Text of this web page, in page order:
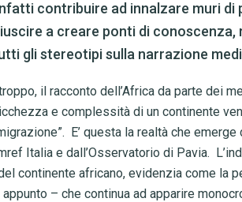
contribuire ad innalzare muri di
a creare ponti di
gli stereotipi sulla narrazione
il racconto dell’Africa da parte dei
e complessità di un continente
E’ questa la realtà che
Italia e dall’Osservatorio di Pavia.
continente africano, evidenzia come la
– che continua ad apparire